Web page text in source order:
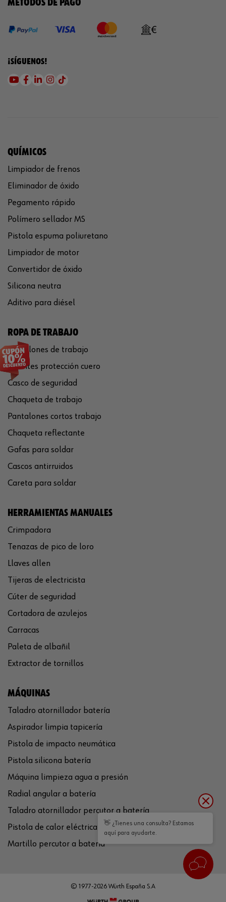
MÉTODOS DE PAGO
¡SÍGUENOS!
QUÍMICOS
Limpiador de frenos
Eliminador de óxido
Pegamento rápido
Polímero sellador MS
Pistola espuma poliuretano
Limpiador de motor
Convertidor de óxido
Silicona neutra
Aditivo para diésel
ROPA DE TRABAJO
Pantalones de trabajo
Guantes protección cuero
Casco de seguridad
Chaqueta de trabajo
Pantalones cortos trabajo
Chaqueta reflectante
Gafas para soldar
Cascos antirruidos
Careta para soldar
HERRAMIENTAS MANUALES
Crimpadora
Tenazas de pico de loro
Llaves allen
Tijeras de electricista
Cúter de seguridad
Cortadora de azulejos
Carracas
Paleta de albañil
Extractor de tornillos
MÁQUINAS
Taladro atornillador batería
Aspirador limpia tapicería
Pistola de impacto neumática
Pistola silicona batería
Máquina limpieza agua a presión
Radial angular a batería
Taladro atornillador percutor a batería
Pistola de calor eléctrica
Martillo percutor a batería
© 1977-2026 Würth España S.A
👋 ¿Tienes una consulta? Estamos
aquí para ayudarte.